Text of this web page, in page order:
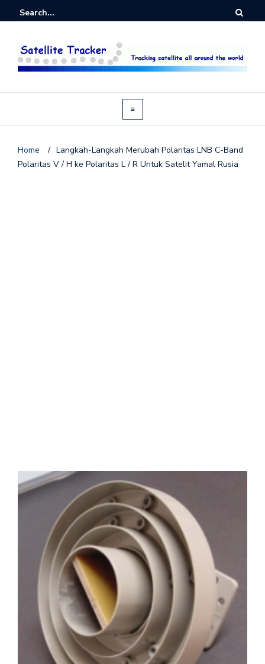
Home / Langkah-Langkah Merubah Polaritas LNB C-Band
Polaritas V / H ke Polaritas L / R Untuk Satelit Yamal Rusia